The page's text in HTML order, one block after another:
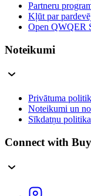
Partneru
Kļūt par
Open QWQER
Noteikumi
Privātuma
Noteikumi un
Sīkdatņu politika
Connect with